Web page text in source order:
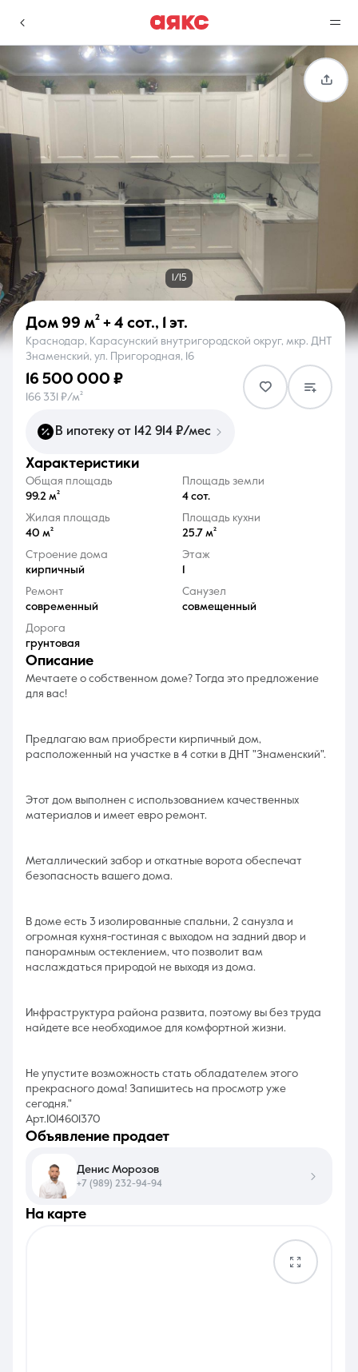
Избранное
0 объявлений
Сравнение
0 объявлений
Недвижимость Услуги
О компании Контакты
8 (861) 297-00-00
Ежедневно с 08:30 до 20:00
1/15
Дом 99 м² + 4 сот., 1 эт.
Краснодар, Карасунский внутригородской округ, мкр. ДНТ
Знаменский, ул. Пригородная, 16
16 500 000 ₽
166 331 ₽/м²
В ипотеку от 142 914 ₽/мес
характеристики
Общая площадь
99.2 м²
Площадь земли
4 сот.
Жилая площадь
40 м²
Площадь кухни
25.7 м²
Строение дома
кирпичный
Этаж
Ремонт
современный
Санузел
совмещенный
Дорога
грунтовая
описание
Мечтаете о собственном доме? Тогда это предложение
для вас!
Предлагаю вам приобрести кирпичный дом,
расположенный на участке в 4 сотки в ДНТ "Знаменский".
Этот дом выполнен с использованием качественных
материалов и имеет евро ремонт.
Металлический забор и откатные ворота обеспечат
безопасность вашего дома.
В доме есть 3 изолированные спальни, 2 санузла и
огромная кухня-гостиная с выходом на задний двор и
панорамным остеклением, что позволит вам
наслаждаться природой не выходя из дома.
Инфраструктура района развита, поэтому вы без труда
найдете все необходимое для комфортной жизни.
Не упустите возможность стать обладателем этого
прекрасного дома! Запишитесь на просмотр уже
сегодня."
Арт.1014601370
на карте
объявление продает
Денис Морозов
+7 (989) 232-94-94